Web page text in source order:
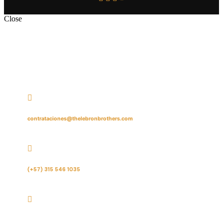
Close
contrataciones@thelebronbrothers.com
(+57) 315 546 1035